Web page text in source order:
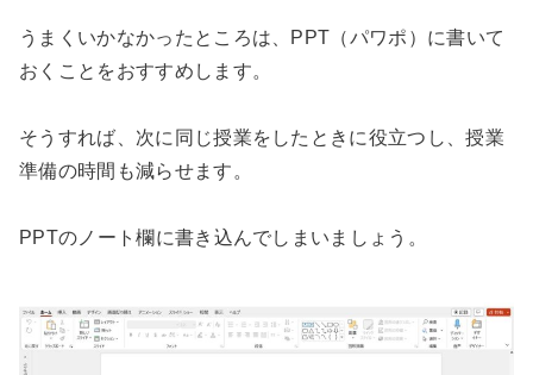
うまくいかなかったところは、PPT（パワポ）に書いて
おくことをおすすめします。
そうすれば、次に同じ授業をしたときに役立つし、授業
準備の時間も減らせます。
PPTのノート欄に書き込んでしまいましょう。